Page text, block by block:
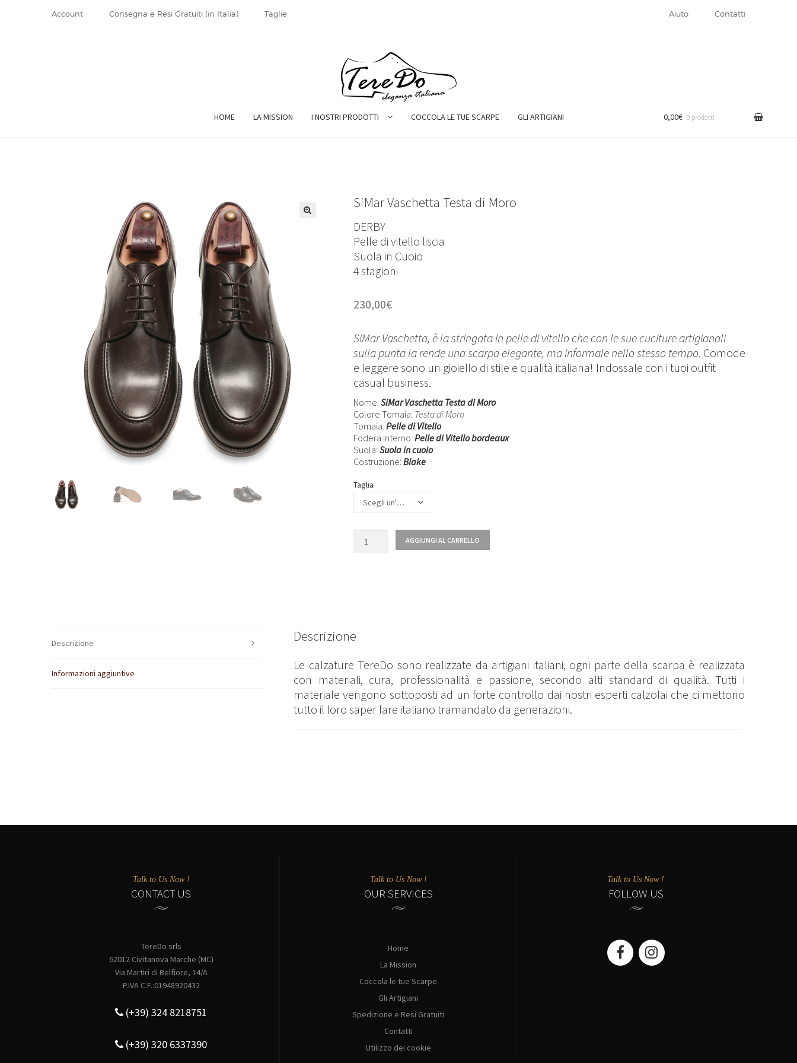
Account Consegna e Resi Gratuiti (in Italia) Taglie Aiuto Contatti
HOME LA MISSION I NOSTRI PRODOTTI COCCOLA LE TUE SCARPE GLI ARTIGIANI 0,00€ 0 prodotti
SiMar Vaschetta Testa di Moro
DERBY
Pelle di vitello liscia
Suola in Cuoio
4 stagioni
230,00€
SiMar Vaschetta, è la stringata in pelle di vitello che con le suecuciture artigianali
sulla punta la rende una scarpa elegante, ma informale nello stesso tempo. Comode
e leggere sono un gioiello di stile e qualità italiana! Indossale con i tuoi outfit
casual business.
Nome: SiMar Vaschetta Testa di Moro
Colore Tomaia: Testa di Moro
Tomaia: Pelle di Vitello
Fodera interno: Pelle di Vitello bordeaux
Suola: Suola in cuoio
Costruzione: Blake
Taglia
Scegli un'opzione
AGGIUNGI AL CARRELLO
Descrizione
Informazioni aggiuntive
Descrizione
Le calzature TereDo sono realizzate da artigiani italiani, ogni parte della scarpa è realizzata
con materiali, cura, professionalità e passione, secondo alti standard di qualità. Tutti i
materiale vengono sottoposti ad un forte controllo dai nostri esperti calzolai che ci mettono
tutto il loro saper fare italiano tramandato da generazioni.
Talk to Us Now !
CONTACT US
TereDo srls
62012 Civitanova Marche (MC)
Via Martiri di Belfiore, 14/A
P.IVA C.F.:01948920432
(+39) 324 8218751
(+39) 320 6337390
Talk to Us Now !
OUR SERVICES
Home
La Mission
Coccola le tue Scarpe
Gli Artigiani
Spedizione e Resi Gratuiti
Contatti
Utilizzo dei cookie
Talk to Us Now !
FOLLOW US